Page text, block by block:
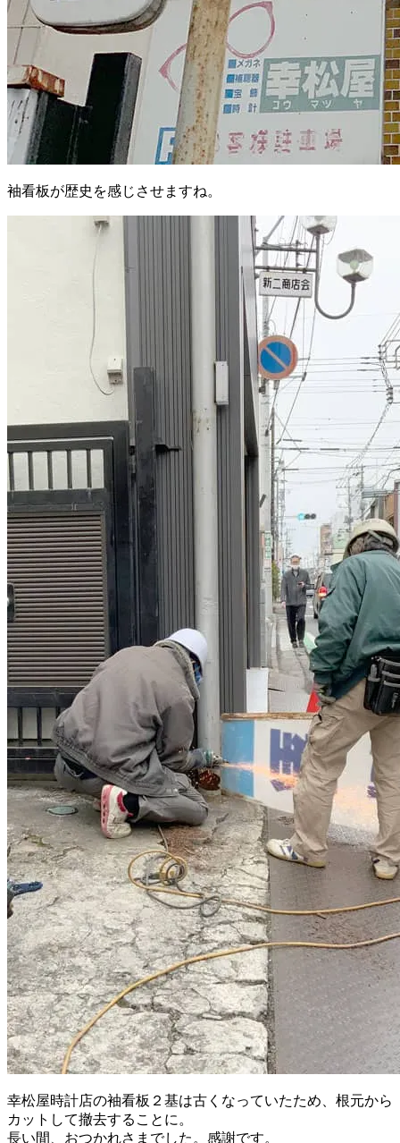
袖看板が歴史を感じさせますね。
幸松屋時計店の袖看板２基は古くなっていたため、根元から
カットして撤去することに。
長い間、おつかれさまでした。感謝です。